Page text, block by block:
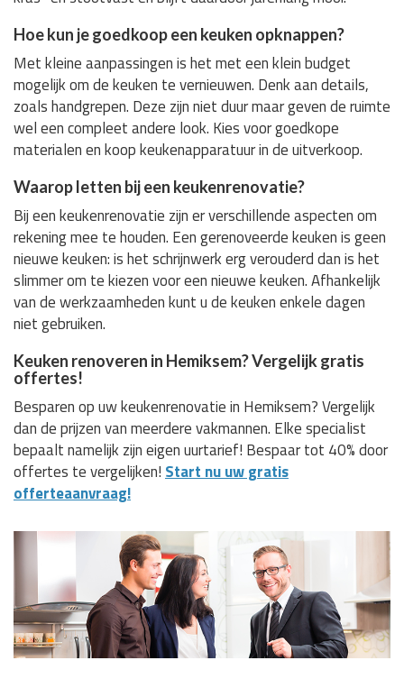
Hoe kun je goedkoop een keuken opknappen?
Met kleine aanpassingen is het met een klein budget
mogelijk om de keuken te vernieuwen. Denk aan details,
zoals handgrepen. Deze zijn niet duur maar geven de ruimte
wel een compleet andere look. Kies voor goedkope
materialen en koop keukenapparatuur in de uitverkoop.
Waarop letten bij een keukenrenovatie?
Bij een keukenrenovatie zijn er verschillende aspecten om
rekening mee te houden. Een gerenoveerde keuken is geen
nieuwe keuken: is het schrijnwerk erg verouderd dan is het
slimmer om te kiezen voor een nieuwe keuken. Afhankelijk
van de werkzaamheden kunt u de keuken enkele dagen
niet gebruiken.
Keuken renoveren in Hemiksem? Vergelijk gratis
offertes!
Besparen op uw keukenrenovatie in Hemiksem? Vergelijk
dan de prijzen van meerdere vakmannen. Elke specialist
bepaalt namelijk zijn eigen uurtarief! Bespaar tot 40% door
offertes te vergelijken! Start nu uw gratis
offerteaanvraag!